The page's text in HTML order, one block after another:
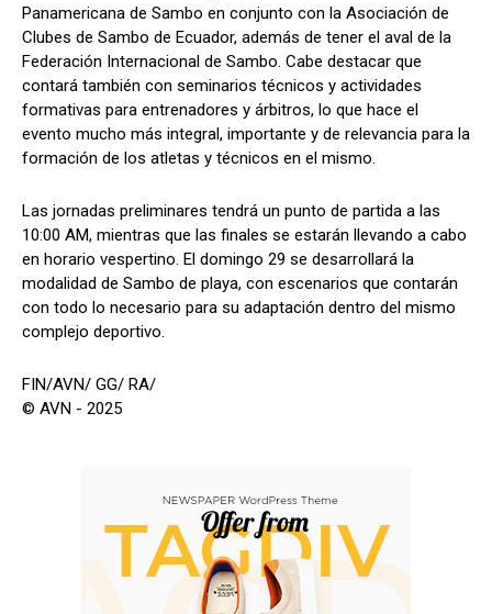
Panamericana de Sambo en conjunto con la Asociación de
Clubes de Sambo de Ecuador, además de tener el aval de la
Federación Internacional de Sambo. Cabe destacar que
contará también con seminarios técnicos y actividades
formativas para entrenadores y árbitros, lo que hace el
evento mucho más integral, importante y de relevancia para la
formación de los atletas y técnicos en el mismo.
Las jornadas preliminares tendrá un punto de partida a las
10:00 AM, mientras que las finales se estarán llevando a cabo
en horario vespertino. El domingo 29 se desarrollará la
modalidad de Sambo de playa, con escenarios que contarán
con todo lo necesario para su adaptación dentro del mismo
complejo deportivo.
FIN/AVN/ GG/ RA/
© AVN - 2025